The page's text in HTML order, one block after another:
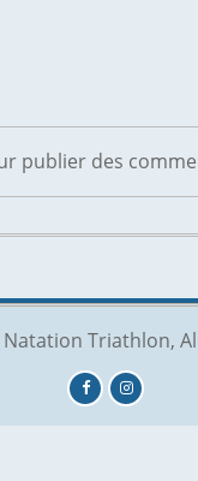
publier des
Triathlon,